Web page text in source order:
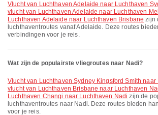
vlucht van Luchthaven Adelaide naar Luchthaven
vlucht van Luchthaven Adelaide naar Luchthaven
Luchthaven Adelaide naar Luchthaven Brisbane zijn
luchthaventroutes vanaf Adelaide. Deze routes
verbindingen voor je reis.
Wat zijn de populairste vliegroutes naar Nadi?
vlucht van Luchthaven Sydney Kingsford Smith
vlucht van Luchthaven Brisbane naar Luchthaven
Luchthaven Changi naar Luchthaven Nadi zijn de
luchthaventroutes naar Nadi. Deze routes bieden
voor je reis.